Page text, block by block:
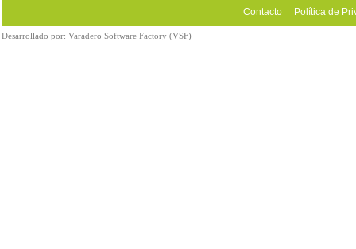
Contacto Política de
Desarrollado por: Varadero Software Factory (VSF)